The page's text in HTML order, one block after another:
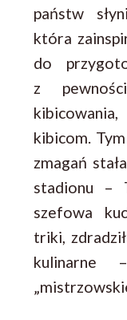
państw
która
do
z
kibicom.
zmagań
stadionu –
szefowa
triki,
kulinarne